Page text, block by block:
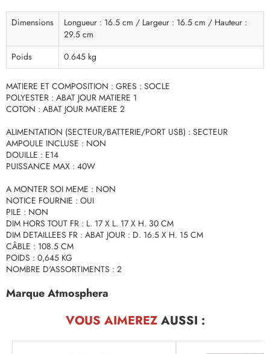
Dimensions
Longueur : 16.5 cm / Largeur : 16.5 cm / Hauteur :
29.5 cm
Poids
0.645 kg
MATIERE ET COMPOSITION : GRES : SOCLE
POLYESTER : ABAT JOUR MATIERE 1
COTON : ABAT JOUR MATIERE 2
ALIMENTATION (SECTEUR/BATTERIE/PORT USB) : SECTEUR
AMPOULE INCLUSE : NON
DOUILLE : E14
PUISSANCE MAX : 40W
A MONTER SOI MEME : NON
NOTICE FOURNIE : OUI
PILE : NON
DIM HORS TOUT FR : L. 17 X L. 17 X H. 30 CM
DIM DETAILLEES FR : ABAT JOUR : D. 16.5 X H. 15 CM
CÂBLE : 108.5 CM
POIDS : 0,645 KG
NOMBRE D'ASSORTIMENTS : 2
Marque Atmosphera
VOUS AIMEREZAUSSI :